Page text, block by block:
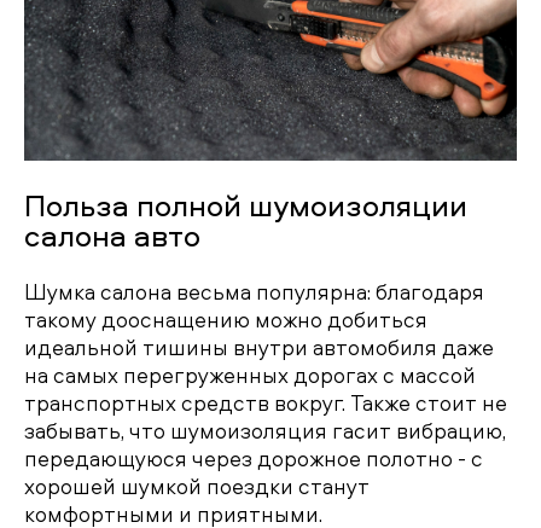
Польза полной шумоизоляции
салона авто
Шумка салона весьма популярна: благодаря
такому дооснащению можно добиться
идеальной тишины внутри автомобиля даже
на самых перегруженных дорогах с массой
транспортных средств вокруг. Также стоит не
забывать, что шумоизоляция гасит вибрацию,
передающуюся через дорожное полотно - с
хорошей шумкой поездки станут
комфортными и приятными.